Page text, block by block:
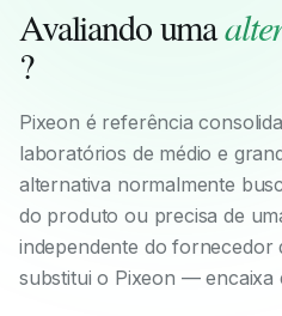
Avaliando uma
?
Pixeon é referência
laboratórios de médio e
alternativa normalmente
do produto ou precisa de
independente do fornecedor
substitui o Pixeon — encaixa